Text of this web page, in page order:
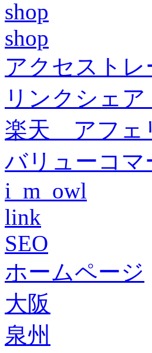
shop
shop
アクセスト
リンクシェ
楽天 アフェ
バリューコ
i_m_owl
link
SEO
ホームページ
大阪
泉州